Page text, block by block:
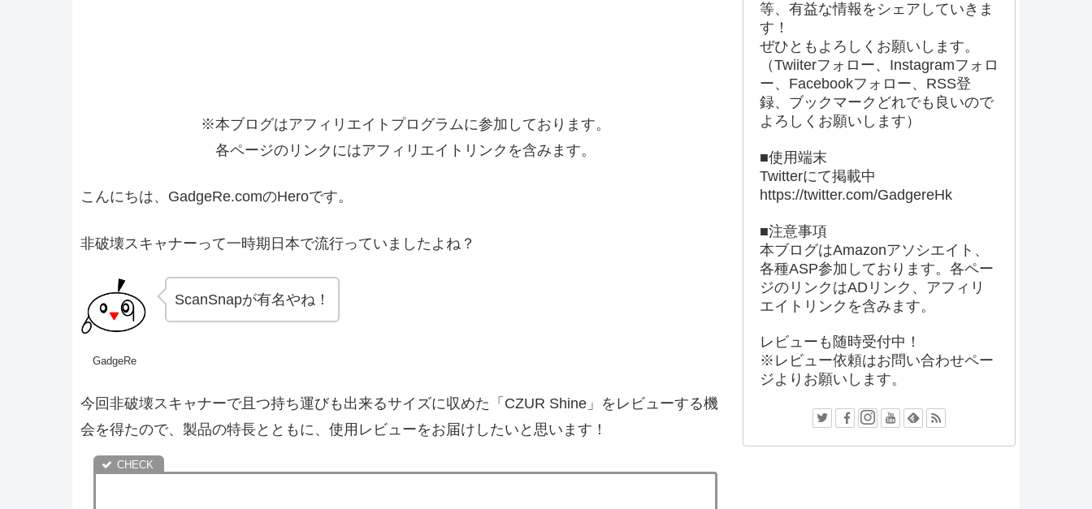
※本ブログはアフィリエイトプログラムに参加しております。
各ページのリンクにはアフィリエイトリンクを含みます。
こんにちは、GadgeRe.comのHeroです。
非破壊スキャナーって一時期日本で流行っていましたよね？
GadgeRe
ScanSnapが有名やね！
今回非破壊スキャナーで且つ持ち運びも出来るサイズに収めた「CZUR Shine」をレビューする機
会を得たので、製品の特長とともに、使用レビューをお届けしたいと思います！
等、有益な情報をシェアしていきま
す！
ぜひともよろしくお願いします。
（Twiiterフォロー、Instagramフォロ
ー、Facebookフォロー、RSS登
録、ブックマークどれでも良いので
よろしくお願いします）
■使用端末
Twitterにて掲載中
https://twitter.com/GadgereHk
■注意事項
本ブログはAmazonアソシエイト、
各種ASP参加しております。各ペー
ジのリンクはADリンク、アフィリ
エイトリンクを含みます。
レビューも随時受付中！
※レビュー依頼はお問い合わせペー
ジよりお願いします。